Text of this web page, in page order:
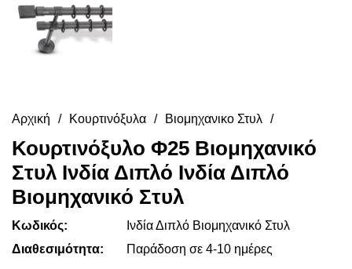
Αρχική Κουρτινόξυλα Βιομηχανικο Στυλ
Κουρτινόξυλο Φ25 Βιομηχανικό
Στυλ Ινδία Διπλό Ινδία Διπλό
Βιομηχανικό Στυλ
Κωδικός:
Ινδία Διπλό Βιομηχανικό Στυλ
Διαθεσιμότητα:
Παράδοση σε 4-10 ημέρες